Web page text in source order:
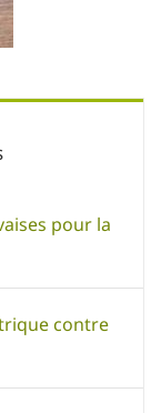
pour la
contre